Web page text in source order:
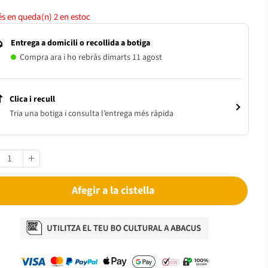
en queda(n)2en estoc
Entrega a domicili o recollida a botiga
Compra ara i ho rebràs dimarts 11 agost
Clica i recull
Tria una botiga i consulta l’entrega més ràpida
Afegir a la cistella